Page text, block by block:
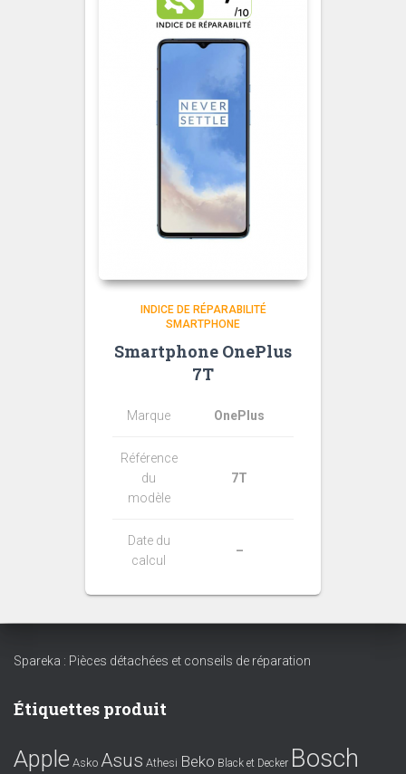
INDICE DE RÉPARABILITÉ
SMARTPHONE
Smartphone OnePlus
7T
Marque OnePlus
Référence
du
modèle
7T
Date du
calcul
–
Spareka : Pièces détachées et conseils de réparation
Étiquettes produit
Apple Asko Asus Athesi Beko Black et Decker Bosch